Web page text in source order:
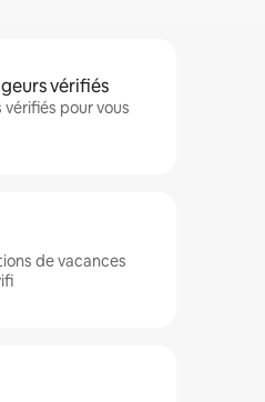
vérifiés
pour vous
de vacances